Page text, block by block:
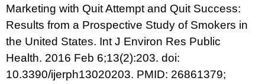
Marketing with Quit Attempt and Quit Success:
Results from a Prospective Study of Smokers in
the United States. Int J Environ Res Public
Health. 2016 Feb 6;13(2):203. doi:
10.3390/ijerph13020203. PMID: 26861379;